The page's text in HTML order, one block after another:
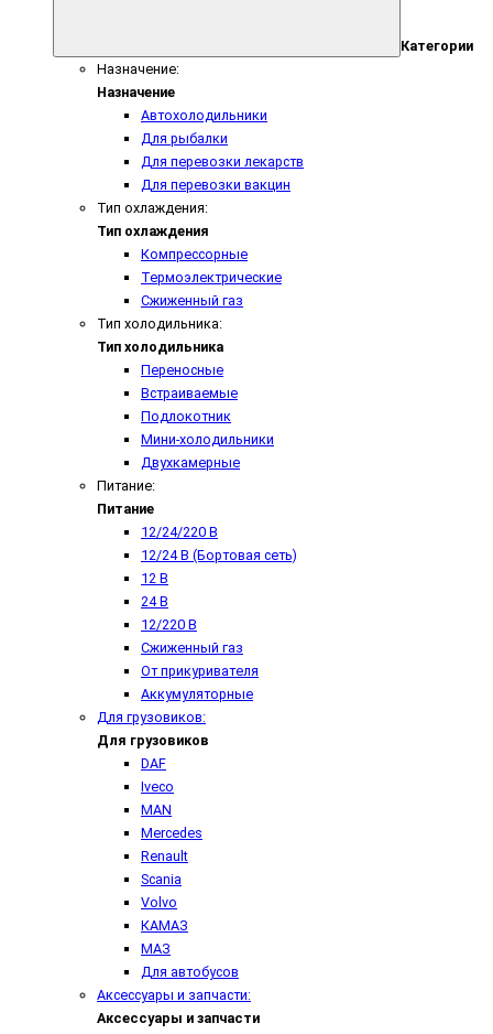
Категории
Назначение:
Назначение
Автохолодильники
Для рыбалки
Для перевозки лекарств
Для перевозки вакцин
Тип охлаждения:
Тип охлаждения
Компрессорные
Термоэлектрические
Сжиженный газ
Тип холодильника:
Тип холодильника
Переносные
Встраиваемые
Подлокотник
Мини-холодильники
Двухкамерные
Питание:
Питание
12/24/220 В
12/24 В (Бортовая сеть)
12 В
24 В
12/220 В
Сжиженный газ
От прикуривателя
Аккумуляторные
Для грузовиков:
Для грузовиков
DAF
Iveco
MAN
Mercedes
Renault
Scania
Volvo
КАМАЗ
МАЗ
Для автобусов
Аксессуары и запчасти:
Аксессуары и запчасти